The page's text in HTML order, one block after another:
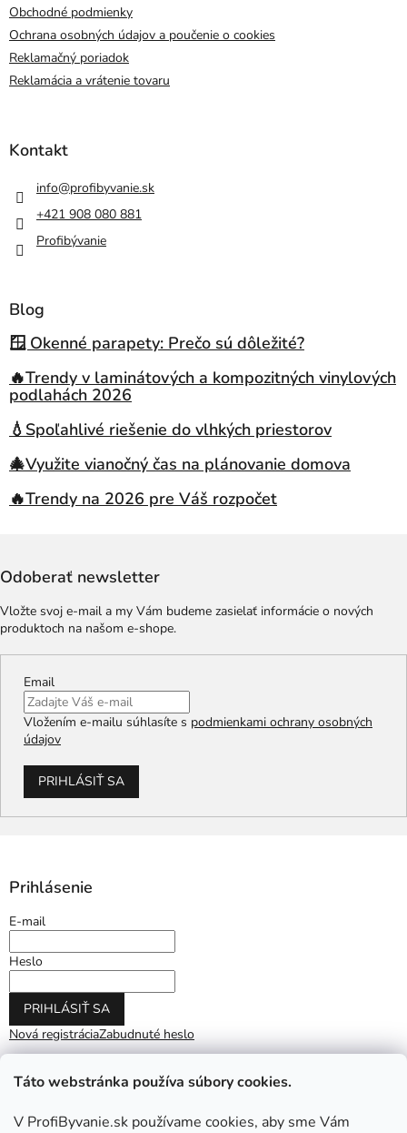
Táto webstránka používa súbory cookies.
V ProfiByvanie.sk používame cookies, aby sme Vám
Obchodné podmienky
Ochrana osobných údajov a poučenie o cookies
Reklamačný poriadok
Reklamácia a vrátenie tovaru
Kontakt
info@profibyvanie.sk
+421 908 080 881
Profibývanie
Blog
🪟 Okenné parapety: Prečo sú dôležité?
🔥Trendy v laminátových a kompozitných vinylových
podlahách 2026
💧Spoľahlivé riešenie do vlhkých priestorov
🎄Využite vianočný čas na plánovanie domova
🔥Trendy na 2026 pre Váš rozpočet
Odoberať newsletter
Vložte svoj e-mail a my Vám budeme zasielať informácie o nových
produktoch na našom e-shope.
Email
Vložením e-mailu súhlasíte s podmienkami ochrany osobných
údajov
PRIHLÁSIŤ SA
Prihlásenie
E-mail
Heslo
PRIHLÁSIŤ SA
Nová registráciaZabudnuté heslo